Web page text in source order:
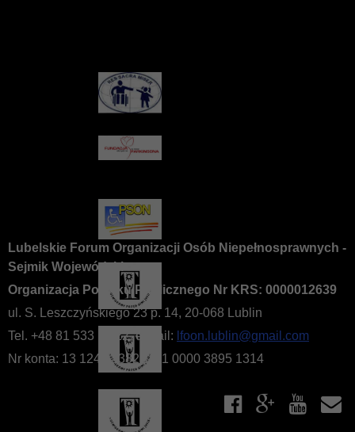
Lubelskie Forum Organizacji Osób Niepełnosprawnych -
Sejmik Wojewódzki
Organizacja Pożytku Publicznego Nr KRS: 0000012639
ul. S. Leszczyńskiego 23 p. 14, 20-068 Lublin
Tel. +48 81 533 10 22, e-mail: lfoon.lublin@gmail.com
Nr konta: 13 1240 2382 1111 0000 3895 1314